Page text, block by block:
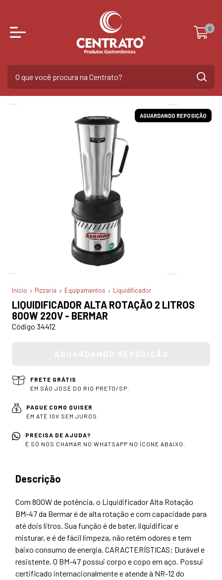
0
AGUARDANDO REPOSIÇÃO
Início Pizzaria Equipamentos Liquidificador
LIQUIDIFICADOR ALTA ROTAÇÃO 2 LITROS
800W 220V - BERMAR
Código 34412
FRETE GRÁTIS
EM SÃO JOSÉ DO RIO PRETO/SP.
PAGUE COMO QUISER
EM ATÉ 10X SEM JUROS.
PRECISA DE AJUDA?
É SÓ NOS CHAMAR NO WHATSAPP NO ÍCONE ABAIXO.
Descrição
Com 800W de potência, o Liquidificador Alta Rotação
BM-47 da Bermar é de alta rotação e com capacidade para
até dois litros. Sua função é de bater, liquidificar e
misturar, e é de fácil limpeza, não retém odores e tem
baixo consumo de energia. CARACTERÍSTICAS: Durável e
resistente. O BM-47 possui corpo e copo em aço. Possui
certificado internacionalmente e atende à NR-12 do